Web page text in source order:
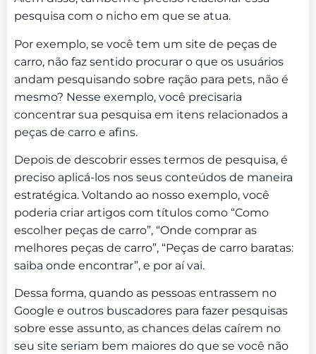
pesquisa com o nicho em que se atua.
Por exemplo, se você tem um site de peças de
carro, não faz sentido procurar o que os usuários
andam pesquisando sobre ração para pets, não é
mesmo? Nesse exemplo, você precisaria
concentrar sua pesquisa em itens relacionados a
peças de carro e afins.
Depois de descobrir esses termos de pesquisa, é
preciso aplicá-los nos seus conteúdos de maneira
estratégica. Voltando ao nosso exemplo, você
poderia criar artigos com títulos como “Como
escolher peças de carro”, “Onde comprar as
melhores peças de carro”, “Peças de carro baratas:
saiba onde encontrar”, e por aí vai.
Dessa forma, quando as pessoas entrassem no
Google e outros buscadores para fazer pesquisas
sobre esse assunto, as chances delas caírem no
seu site seriam bem maiores do que se você não